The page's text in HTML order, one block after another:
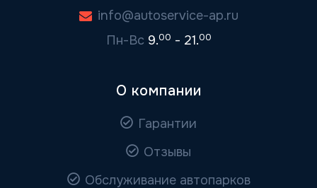
info@autoservice-ap.ru
Пн-Вс 9.00 - 21.00
О компании
Гарантии
Отзывы
Обслуживание автопарков